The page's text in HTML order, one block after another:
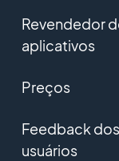
Revendedor
aplicativos
Preços
Feedback dos
usuários